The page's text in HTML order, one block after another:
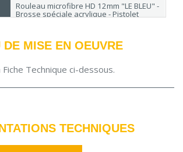
Rouleau microfibre HD 12mm "LE BLEU" -
Brosse spéciale acrylique - Pistolet
En surface : 30 min - Recouvrable : 6 h
1 L - 3 L - 10 L
MISE EN OEUVRE
Technique ci-dessous.
TECHNIQUES